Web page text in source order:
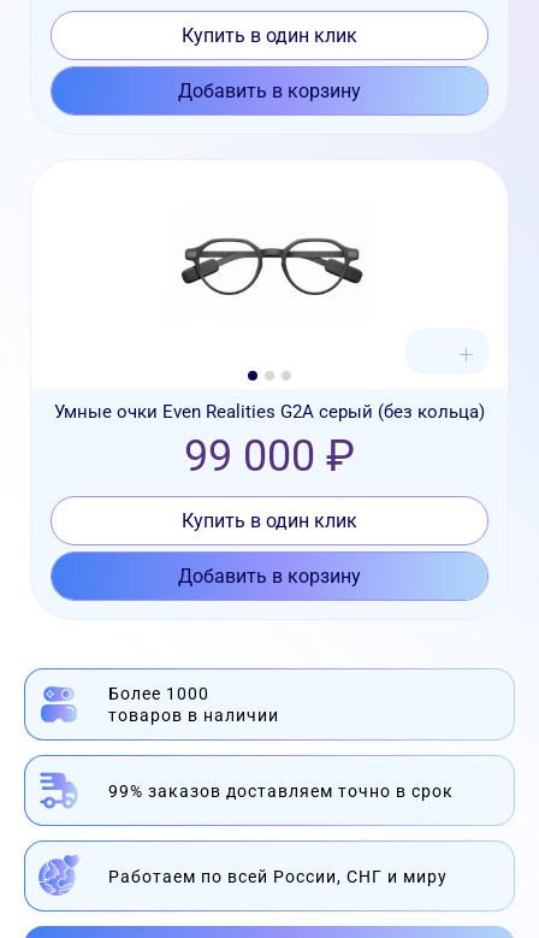
Купить в один клик
Добавить в корзину
Умные очки Even Realities G2A серый (без кольца)
99 000 ₽
Купить в один клик
Добавить в корзину
Более 1000
товаров в наличии
99% заказов доставляем точно в срок
Работаем по всей России, СНГ и миру